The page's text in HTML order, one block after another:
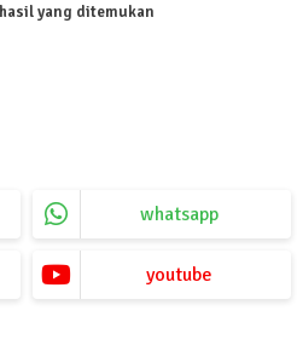
yang ditemukan
whatsapp
youtube